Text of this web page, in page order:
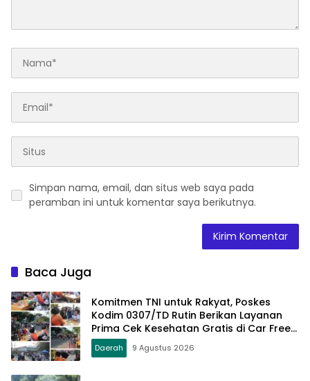
Simpan nama, email, dan situs web saya pada
peramban ini untuk komentar saya berikutnya.
Baca Juga
Komitmen TNI untuk Rakyat, Poskes
Kodim 0307/TD Rutin Berikan Layanan
Prima Cek Kesehatan Gratis di Car Free
Day Setiap Minggu
Daerah 9 Agustus 2026